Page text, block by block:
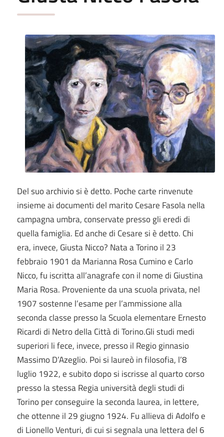
Del suo archivio si è detto. Poche carte rinvenute
insieme ai documenti del marito Cesare Fasola nella
campagna umbra, conservate presso gli eredi di
quella famiglia. Ed anche di Cesare si è detto. Chi
era, invece, Giusta Nicco? Nata a Torino il 23
febbraio 1901 da Marianna Rosa Cumino e Carlo
Nicco, fu iscritta all’anagrafe con il nome di Giustina
Maria Rosa. Proveniente da una scuola privata, nel
1907 sostenne l’esame per l’ammissione alla
seconda classe presso la Scuola elementare Ernesto
Ricardi di Netro della Città di Torino.Gli studi medi
superiori li fece, invece, presso il Regio ginnasio
Massimo D’Azeglio. Poi si laureò in filosofia, l’8
luglio 1922, e subito dopo si iscrisse al quarto corso
presso la stessa Regia università degli studi di
Torino per conseguire la seconda laurea, in lettere,
che ottenne il 29 giugno 1924. Fu allieva di Adolfo e
di Lionello Venturi, di cui si segnala una lettera del 6